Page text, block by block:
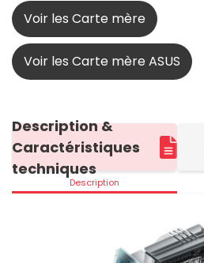
Voir les Carte mère
Voir les Carte mère ASUS
Description &
Caractéristiques
techniques
Description